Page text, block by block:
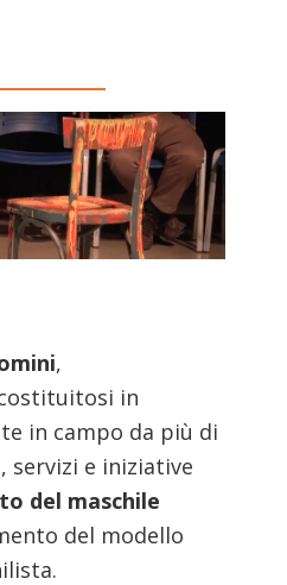
,
in
in campo da più di
servizi e iniziative
del maschile
del modello